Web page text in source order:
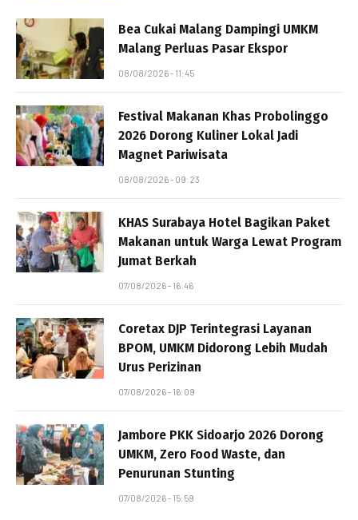
Bea Cukai Malang Dampingi UMKM
Malang Perluas Pasar Ekspor
08/08/2026 - 11:45
Festival Makanan Khas Probolinggo
2026 Dorong Kuliner Lokal Jadi
Magnet Pariwisata
08/08/2026 - 09:23
KHAS Surabaya Hotel Bagikan Paket
Makanan untuk Warga Lewat Program
Jumat Berkah
07/08/2026 - 16:46
Coretax DJP Terintegrasi Layanan
BPOM, UMKM Didorong Lebih Mudah
Urus Perizinan
07/08/2026 - 16:09
Jambore PKK Sidoarjo 2026 Dorong
UMKM, Zero Food Waste, dan
Penurunan Stunting
07/08/2026 - 15:59